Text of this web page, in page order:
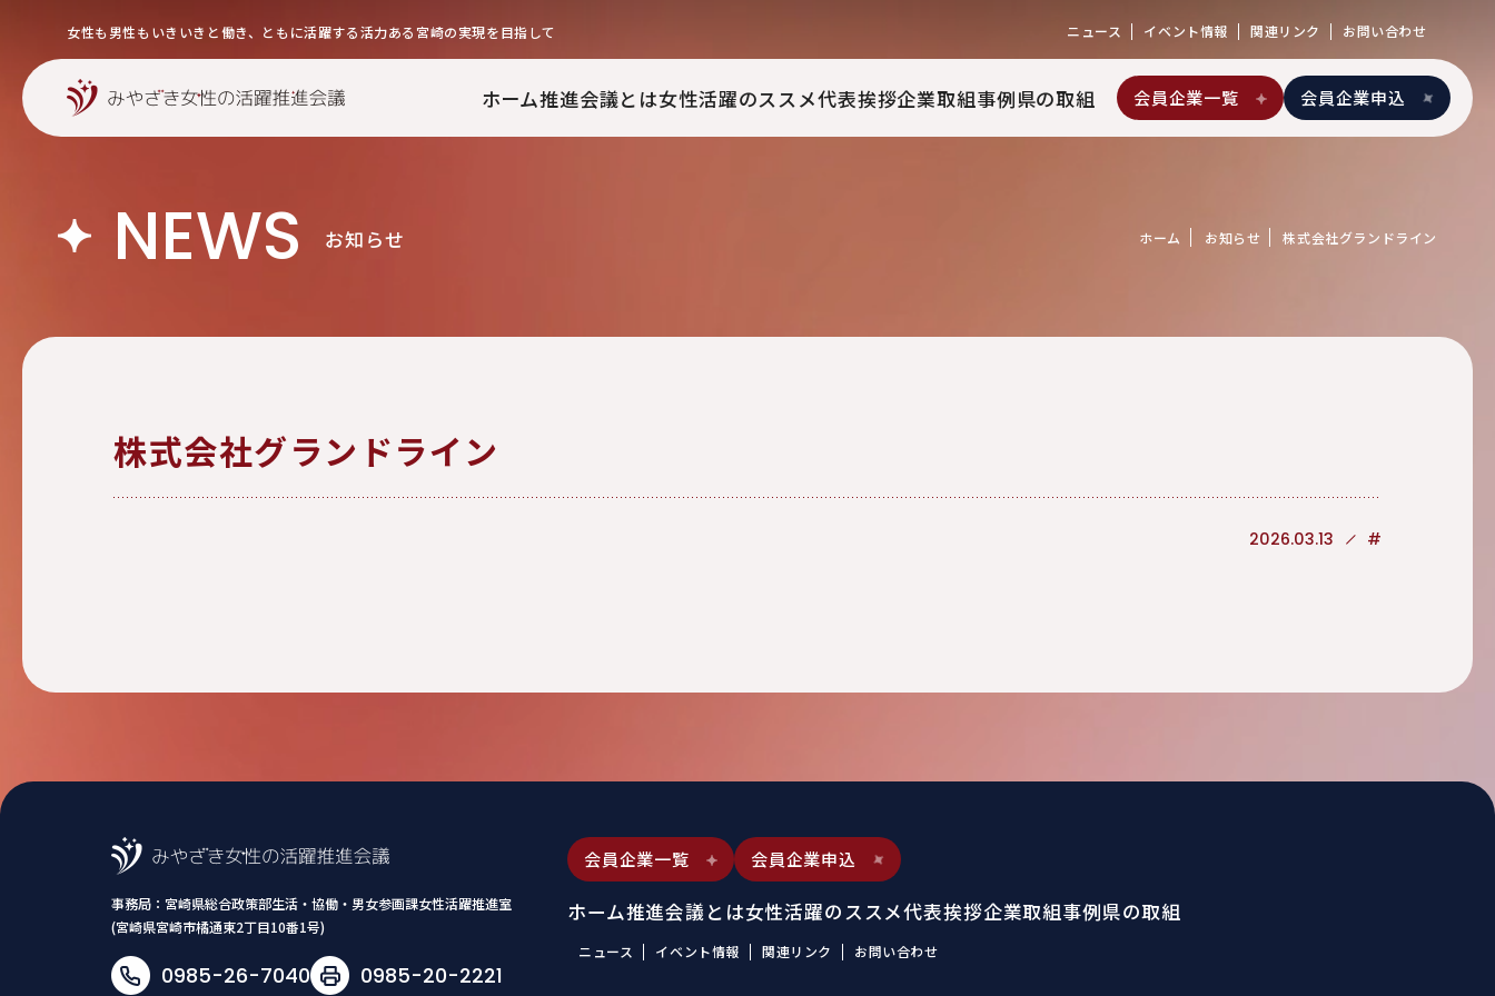
女性も男性もいきいきと働き、ともに活躍する活力ある宮崎の実現を目指して ニュース イベント情報 関連リンク お問い合わせ
会員企業一覧 会員企業申込
ホーム推進会議とは女性活躍のススメ代表挨拶企業取組事例県の取組
NEWS お知らせ ホーム お知らせ 株式会社グランドライン
株式会社グランドライン
2026.03.13 #
事務局： 宮崎県総合政策部生活・協働・男女参画課女性活躍推進室
(宮崎県宮崎市橘通東2丁目10番1号)
0985-26-7040 0985-20-2221
会員企業一覧 会員企業申込
ホーム推進会議とは女性活躍のススメ代表挨拶企業取組事例県の取組
ニュース イベント情報 関連リンク お問い合わせ